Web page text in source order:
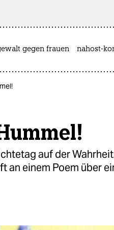
gegen frauen nahost-
auf der
an einem Poem über